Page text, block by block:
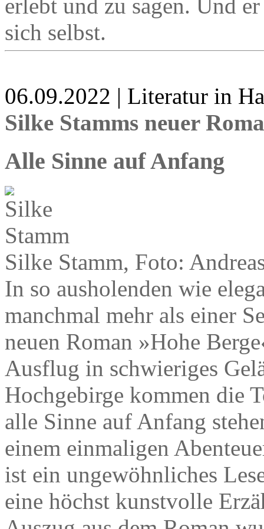
erlebt und zu sagen. Und
sich selbst.
06.09.2022 | Literatur in
Silke Stamms neuer
Alle Sinne auf Anfang
Silke Stamm, Foto:
In so ausholenden wie
manchmal mehr als einer
neuen Roman »Hohe
Ausflug in schwieriges
Hochgebirge kommen die
alle Sinne auf Anfang
einem einmaligen
ist ein ungewöhnliches
eine höchst kunstvolle